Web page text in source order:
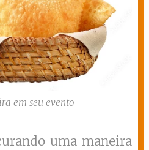
em seu evento
uma maneira